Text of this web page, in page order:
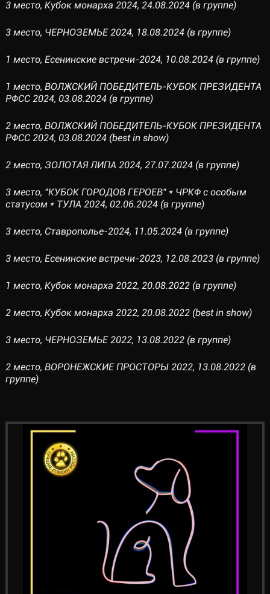
3 место, Кубок монарха 2024, 24.08.2024 (в группе)
3 место, ЧЕРНОЗЕМЬЕ 2024, 18.08.2024 (в группе)
1 место, Есенинские встречи-2024, 10.08.2024 (в группе)
1 место, ВОЛЖСКИЙ ПОБЕДИТЕЛЬ-КУБОК ПРЕЗИДЕНТА
РФСС 2024, 03.08.2024 (в группе)
2 место, ВОЛЖСКИЙ ПОБЕДИТЕЛЬ-КУБОК ПРЕЗИДЕНТА
РФСС 2024, 03.08.2024 (best in show)
2 место, ЗОЛОТАЯ ЛИПА 2024, 27.07.2024 (в группе)
3 место, "КУБОК ГОРОДОВ ГЕРОЕВ" * ЧРКФ с особым
статусом * ТУЛА 2024, 02.06.2024 (в группе)
3 место, Ставрополье-2024, 11.05.2024 (в группе)
3 место, Есенинские встречи-2023, 12.08.2023 (в группе)
1 место, Кубок монарха 2022, 20.08.2022 (в группе)
2 место, Кубок монарха 2022, 20.08.2022 (best in show)
3 место, ЧЕРНОЗЕМЬЕ 2022, 13.08.2022 (в группе)
2 место, ВОРОНЕЖСКИЕ ПРОСТОРЫ 2022, 13.08.2022 (в
группе)